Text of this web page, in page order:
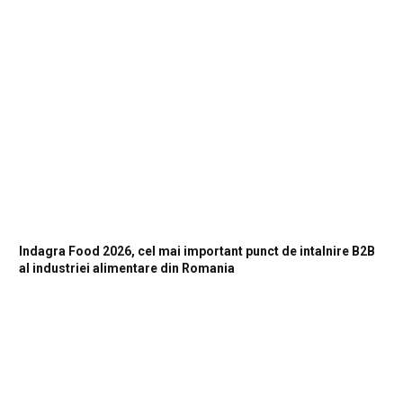
Indagra Food 2026, cel mai important punct de intalnire B2B
al industriei alimentare din Romania